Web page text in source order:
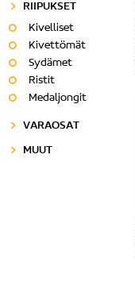
RIIPUKSET
Kivelliset
Kivettömät
Sydämet
Ristit
Medaljongit
VARAOSAT
MUUT